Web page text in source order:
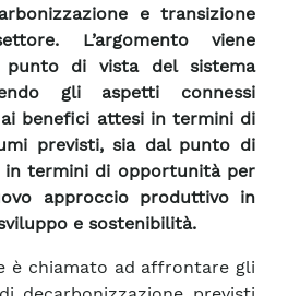
e transizione
L’argomento viene
punto di vista del sistema
gli aspetti connessi
ai benefici attesi in termini di
previsti, sia dal punto di
in termini di opportunità per
approccio produttivo in
e sostenibilità.
è chiamato ad affrontare gli